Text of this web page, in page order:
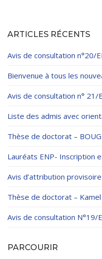
ARTICLES RÉCENTS
Avis de consultation n°20/
Bienvenue à tous les
Avis de consultation n° 21/
Liste des admis avec
Thèse de doctorat –
Lauréats ENP- Inscription
Avis d’attribution provisoire
Thèse de doctorat – Kamel
Avis de consultation N°19/
PARCOURIR